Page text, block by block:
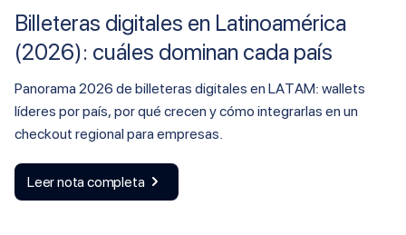
Billeteras digitales en Latinoamérica
(2026): cuáles dominan cada país
Panorama 2026 de billeteras digitales en LATAM: wallets
líderes por país, por qué crecen y cómo integrarlas en un
checkout regional para empresas.
Leer nota completa